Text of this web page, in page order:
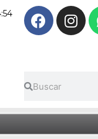
F
a
o
k
I
n
a
m